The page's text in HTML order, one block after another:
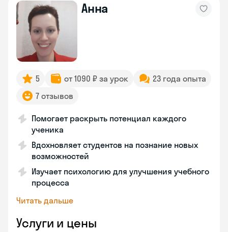
Анна
5 от 1090 ₽ за урок
23 года опыта
7 отзывов
Помогает раскрыть потенциал каждого
ученика
Вдохновляет студентов на познание новых
возможностей
Изучает психологию для улучшения учебного
процесса
Читать дальше
Услуги и цены